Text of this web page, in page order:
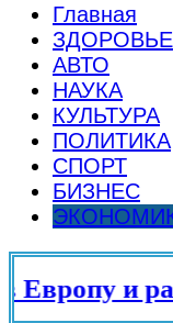
Главная
ЗДОРОВЬЕ
АВТО
НАУКА
КУЛЬТУРА
ПОЛИТИКА
СПОРТ
БИЗНЕС
и